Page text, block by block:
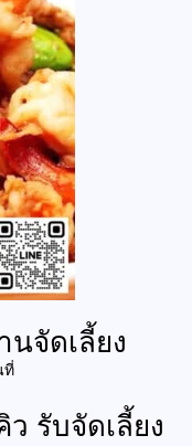
จัดเลี้ยง
รับจัดเลี้ยง